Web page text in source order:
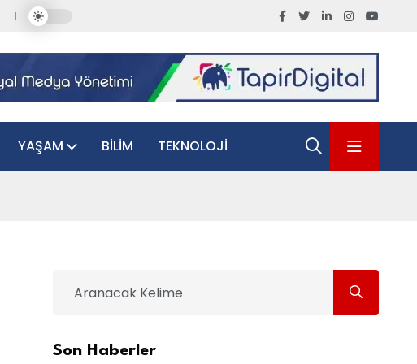
YAŞAM BILIM TEKNOLOJI
Son Haberler